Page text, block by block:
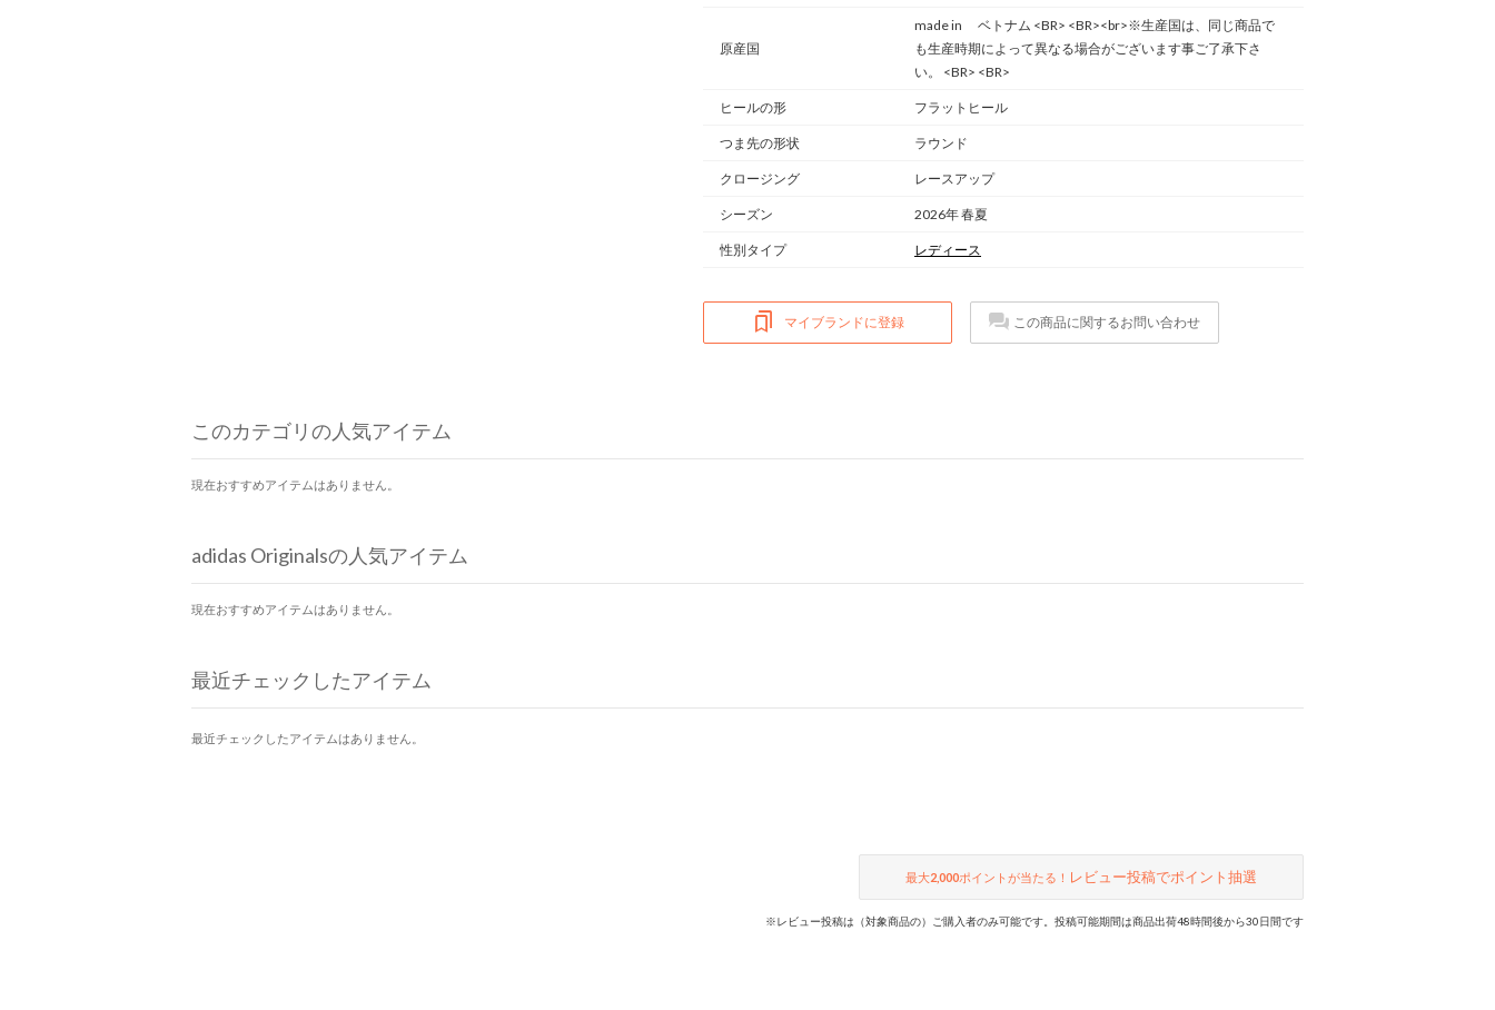
原産国
made in ベトナム <BR> <BR><br>※生産国は、同じ商品で
も生産時期によって異なる場合がございます事ご了承下さ
い。 <BR> <BR>
ヒールの形 フラットヒール
つま先の形状 ラウンド
クロージング レースアップ
シーズン 2026年 春夏
性別タイプ レディース
マイブランドに登録 この商品に関するお問い合わせ
このカテゴリの人気アイテム
現在おすすめアイテムはありません。
adidas Originalsの人気アイテム
現在おすすめアイテムはありません。
最近チェックしたアイテム
最近チェックしたアイテムはありません。
最大2,000ポイントが当たる！ レビュー投稿でポイント抽選
※レビュー投稿は（対象商品の）ご購入者のみ可能です。投稿可能期間は商品出荷48時間後から30日間です